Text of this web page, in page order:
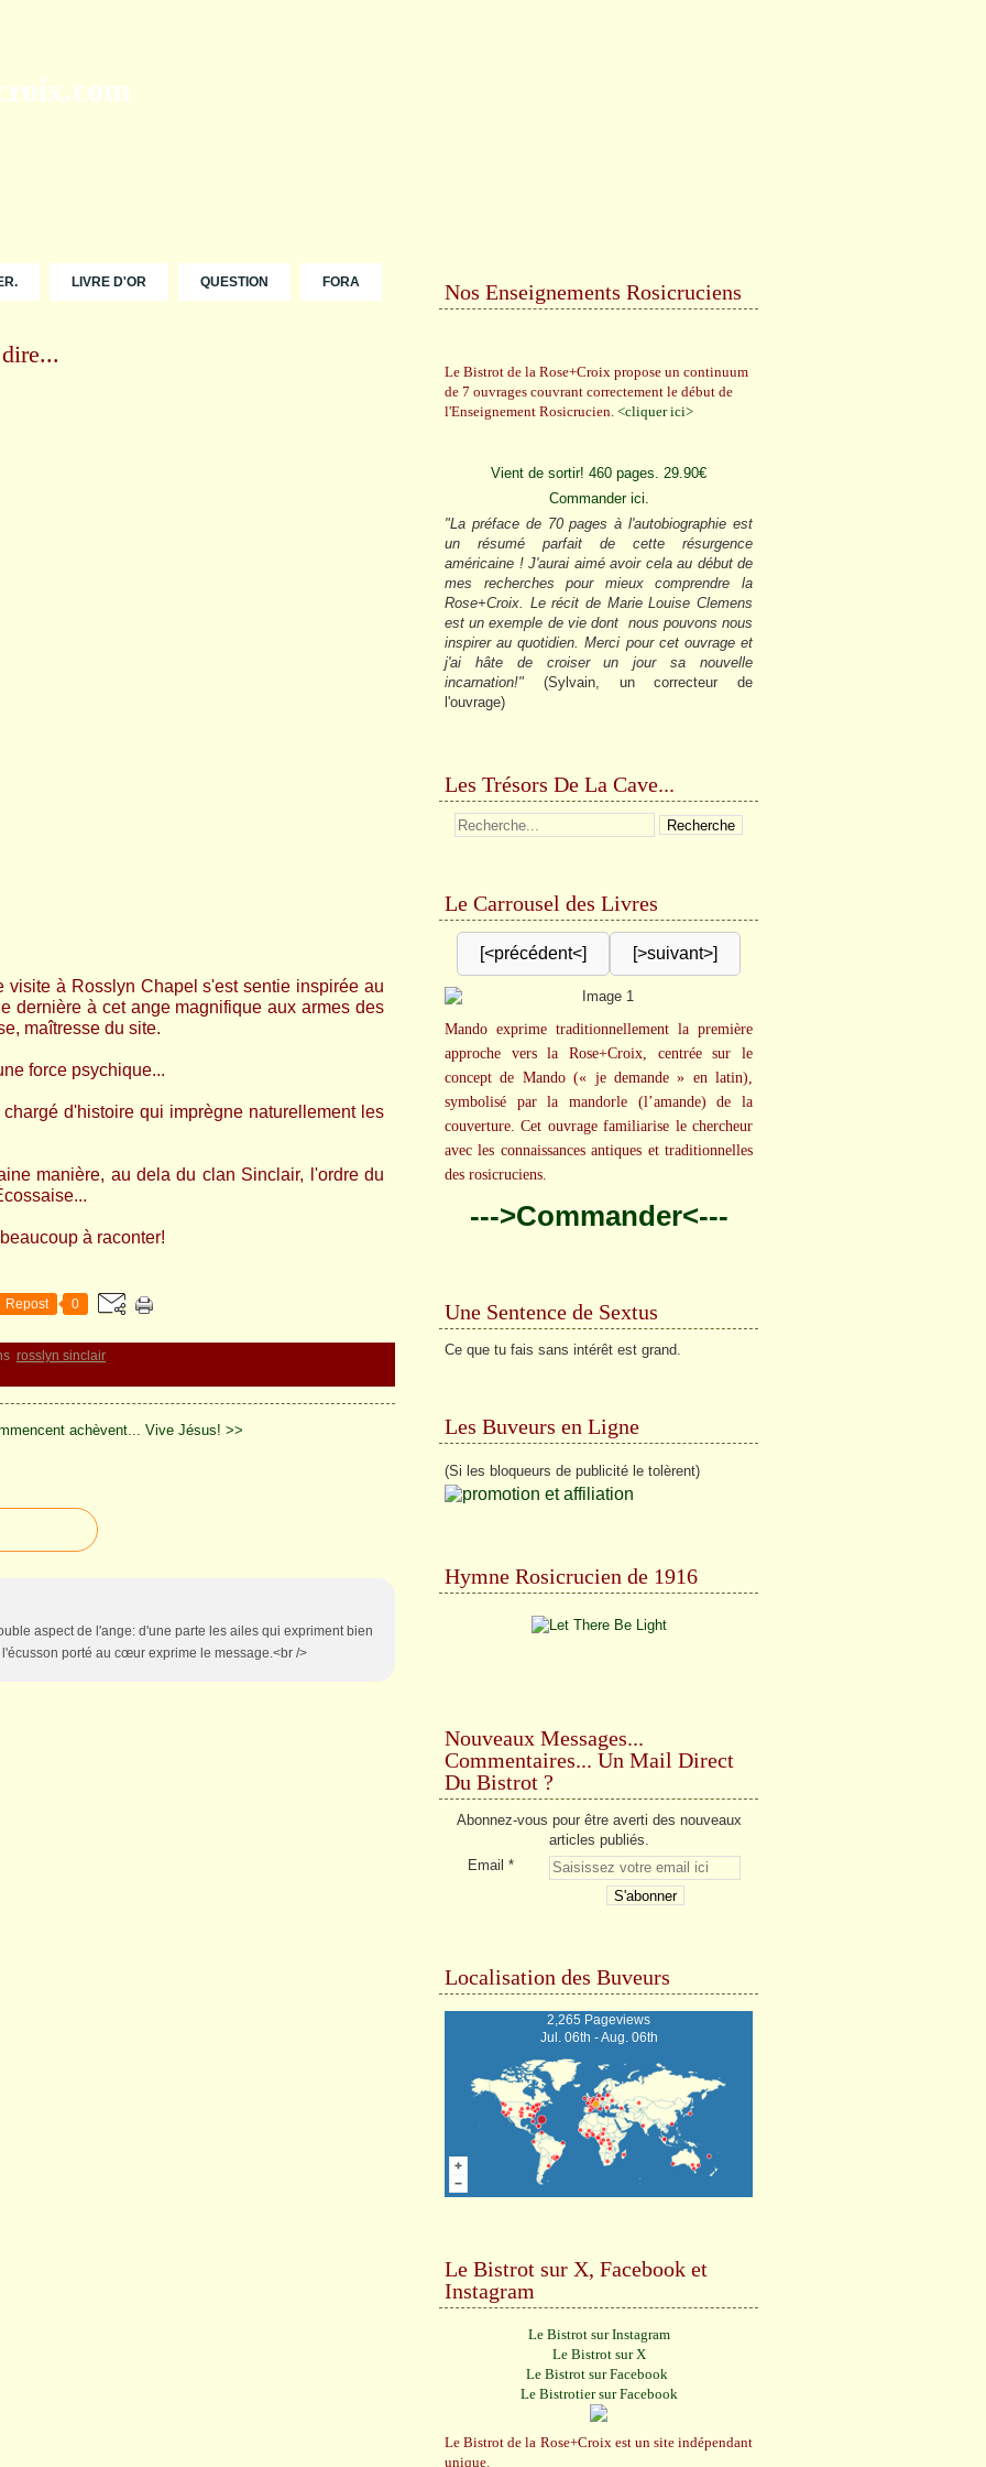
LIVRE D'OR QUESTION FORA
visite à Rosslyn Chapel s'est sentie inspirée au
dernière à cet ange magnifique aux armes des
maîtresse du site.
force psychique...
d'histoire qui imprègne naturellement les
manière, au dela du clan Sinclair, l'ordre du
à raconter!
Repost 0
rosslyn sinclair
achèvent... Vive Jésus! >>
aspect de l'ange: d'une parte les ailes qui expriment bien
porté au cœur exprime le message.<br />
Nos Enseignements Rosicruciens
Le Bistrot de la Rose+Croix propose un continuum
de 7 ouvrages couvrant correctement le début de
l'Enseignement Rosicrucien. <cliquer ici>
Vient de sortir! 460 pages. 29.90€
Commander ici.
"La préface de 70 pages à l'autobiographie est
un résumé parfait de cette résurgence
américaine ! J'aurai aimé avoir cela au début de
mes recherches pour mieux comprendre la
Rose+Croix. Le récit de Marie Louise Clemens
est un exemple de vie dont nous pouvons nous
inspirer au quotidien. Merci pour cet ouvrage et
j'ai hâte de croiser un jour sa nouvelle
incarnation!" (Sylvain, un correcteur de
l'ouvrage)
Les Trésors De La Cave...
Le Carrousel des Livres
[<précédent<] [>suivant>]
Mando exprime traditionnellement la première
approche vers la Rose+Croix, centrée sur le
concept de Mando (« je demande » en latin),
symbolisé par la mandorle (l’amande) de la
couverture. Cet ouvrage familiarise le chercheur
avec les connaissances antiques et traditionnelles
des rosicruciens.
--->Commander<---
Une Sentence de Sextus
Ce que tu fais sans intérêt est grand.
Les Buveurs en Ligne
(Si les bloqueurs de publicité le tolèrent)
Hymne Rosicrucien de 1916
Nouveaux Messages...
Commentaires... Un Mail Direct
Du Bistrot ?
Abonnez-vous pour être averti des nouveaux
articles publiés.
Email
Localisation des Buveurs
2,265 Pageviews
Jul. 06th - Aug. 06th
Le Bistrot sur X, Facebook et
Instagram
Le Bistrot sur Instagram
Le Bistrot sur X
Le Bistrot sur Facebook
Le Bistrotier sur Facebook
Le Bistrot de la Rose+Croix est un site indépendant
unique.